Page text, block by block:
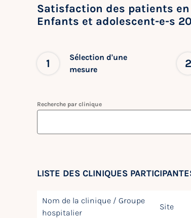
Satisfaction des patients
Enfants et adolescent-e-s
1
Sélection d'une
mesure
2
Recherche par clinique
LISTE DES CLINIQUES
Nom de la clinique / Groupe
hospitalier
Site